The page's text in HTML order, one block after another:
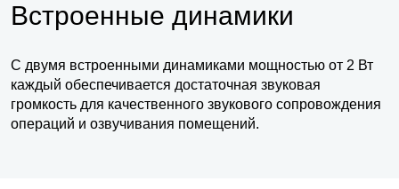
Встроенные динамики
С двумя встроенными динамиками мощностью от 2 Вт
каждый обеспечивается достаточная звуковая
громкость для качественного звукового сопровождения
операций и озвучивания помещений.